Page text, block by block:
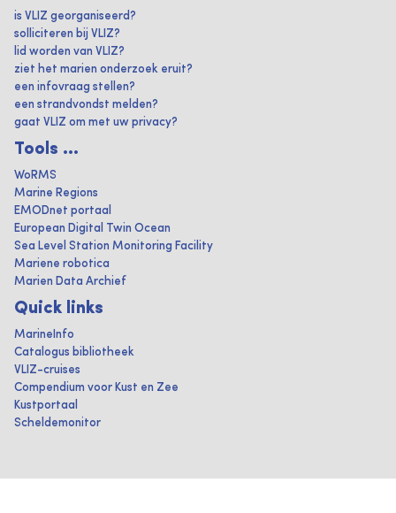
is VLIZ georganiseerd?
solliciteren bij VLIZ?
lid worden van VLIZ?
ziet het marien onderzoek eruit?
een infovraag stellen?
een strandvondst melden?
gaat VLIZ om met uw privacy?
Tools ...
WoRMS
Marine Regions
EMODnet portaal
European Digital Twin Ocean
Sea Level Station Monitoring Facility
Mariene robotica
Marien Data Archief
Quick links
MarineInfo
Catalogus bibliotheek
VLIZ-cruises
Compendium voor Kust en Zee
Kustportaal
Scheldemonitor